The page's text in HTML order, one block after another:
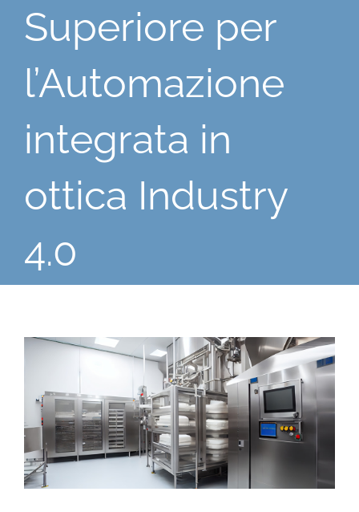
Superiore per
l’Automazione
integrata in
ottica Industry
4.0
Ingrandisci
immagine